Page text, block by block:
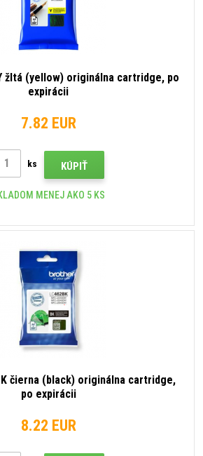
žltá (yellow) originálna cartridge, po
expirácii
7.82 EUR
ks KÚPIŤ
MENEJ AKO 5 KS
čierna (black) originálna cartridge,
po expirácii
8.22 EUR